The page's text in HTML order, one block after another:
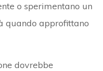
o sperimentano un
quando approfittano
dovrebbe